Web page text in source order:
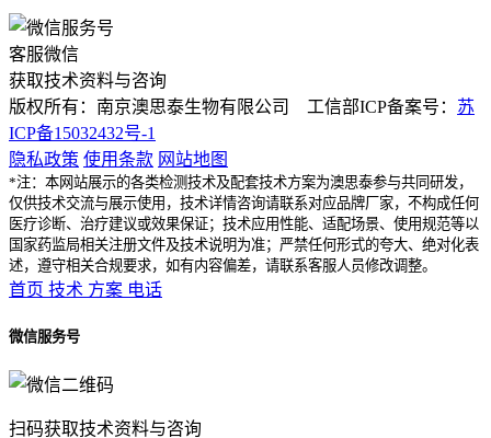
客服微信
获取技术资料与咨询
版权所有：南京澳思泰生物有限公司 工信部ICP备案号： 苏
ICP备15032432号-1
隐私政策 使用条款 网站地图
*注：本网站展示的各类检测技术及配套技术方案为澳思泰参与共同研发，
仅供技术交流与展示使用，技术详情咨询请联系对应品牌厂家，不构成任何
医疗诊断、治疗建议或效果保证；技术应用性能、适配场景、使用规范等以
国家药监局相关注册文件及技术说明为准；严禁任何形式的夸大、绝对化表
述，遵守相关合规要求，如有内容偏差，请联系客服人员修改调整。
首页 技术 方案 电话
微信服务号
扫码获取技术资料与咨询